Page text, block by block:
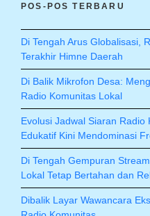
POS-POS TERBARU
Di Tengah Arus Globalisasi,
Terakhir Himne Daerah
Di Balik Mikrofon Desa:
Radio Komunitas Lokal
Evolusi Jadwal Siaran
Edukatif Kini Mendominasi
Di Tengah Gempuran
Lokal Tetap Bertahan dan
Dibalik Layar Wawancara